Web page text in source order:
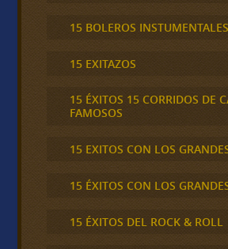
15 BOLEROS INSTUMENTALES
15 EXITAZOS
15 ÉXITOS 15 CORRIDOS DE
FAMOSOS
15 EXITOS CON LOS
15 ÉXITOS CON LOS
15 ÉXITOS DEL ROCK & ROLL